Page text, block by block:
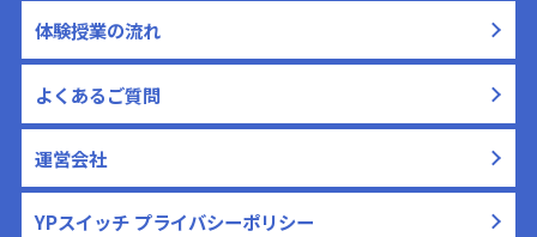
体験授業の流れ
よくあるご質問
運営会社
YPスイッチ プライバシーポリシー